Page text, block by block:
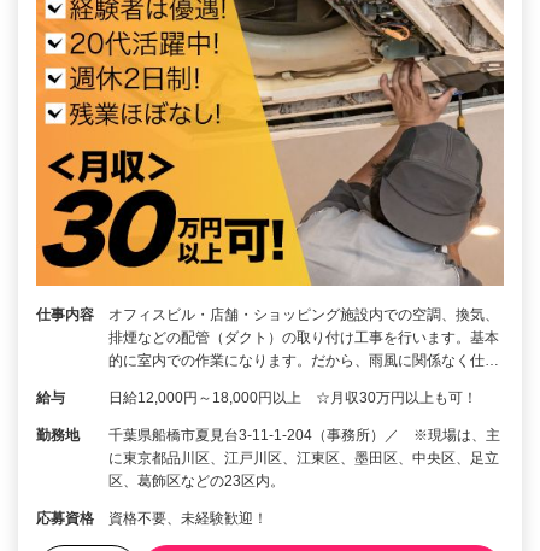
仕事内容
オフィスビル・店舗・ショッピング施設内での空調、換気、
排煙などの配管（ダクト）の取り付け工事を行います。基本
的に室内での作業になります。だから、雨風に関係なく仕…
給与 日給12,000円～18,000円以上 ☆月収30万円以上も可！
勤務地
千葉県船橋市夏見台3-11-1-204（事務所）／ ※現場は、主
に東京都品川区、江戸川区、江東区、墨田区、中央区、足立
区、葛飾区などの23区内。
応募資格 資格不要、未経験歓迎！